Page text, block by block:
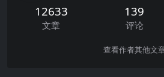
12633
文章
139
评论
查看作者其他文